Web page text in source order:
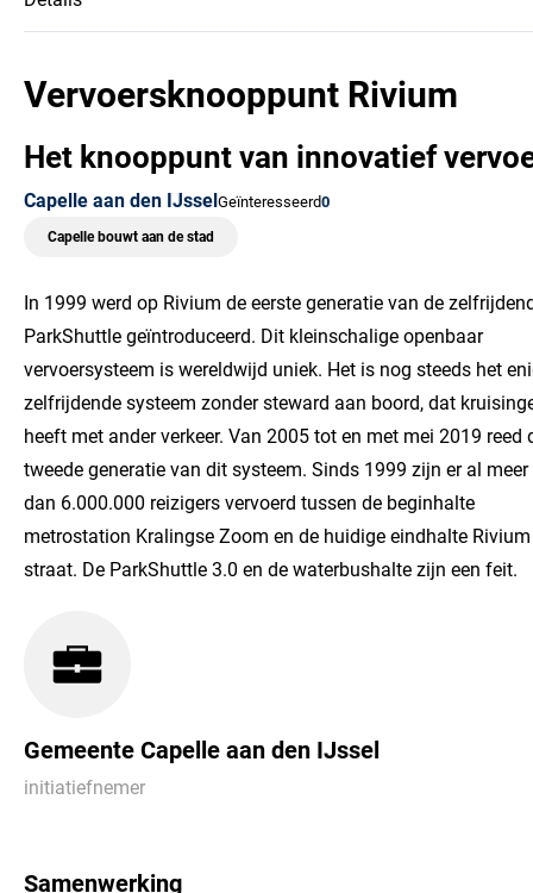
Vervoersknooppunt Rivium
Het knooppunt van innovatief
Capelle aan den IJsselGeïnteresseerd0
Capelle bouwt aan de stad
In 1999 werd op Rivium de eerste generatie van de
ParkShuttle geïntroduceerd. Dit kleinschalige openbaar
vervoersysteem is wereldwijd uniek. Het is nog steeds het
zelfrijdende systeem zonder steward aan boord, dat
heeft met ander verkeer. Van 2005 tot en met mei 2019 reed
tweede generatie van dit systeem. Sinds 1999 zijn er al meer
dan 6.000.000 reizigers vervoerd tussen de beginhalte
metrostation Kralingse Zoom en de huidige eindhalte
straat. De ParkShuttle 3.0 en de waterbushalte zijn een feit.
Gemeente Capelle aan den IJssel
initiatiefnemer
Samenwerking